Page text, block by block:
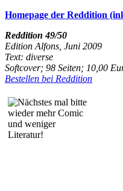
Homepage der Reddition
Reddition 49/50
Edition Alfons , Juni 2009
Text: diverse
Softcover; 98 Seiten; 10,00
Bestellen bei Reddition